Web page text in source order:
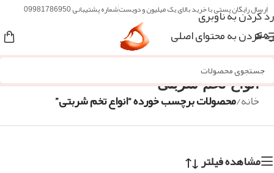
رد کردن به ناوبری
رد کردن به محتوای اصلی
ارسال رایگان پستی با خرید بالای یک میلیون و دویستشماره پشتیبانی 09981786950
منو
انواع تخم شربتی
خانه/محصولات برچسب خورده “انواع تخم شربتی”
مشاهده فیلتر